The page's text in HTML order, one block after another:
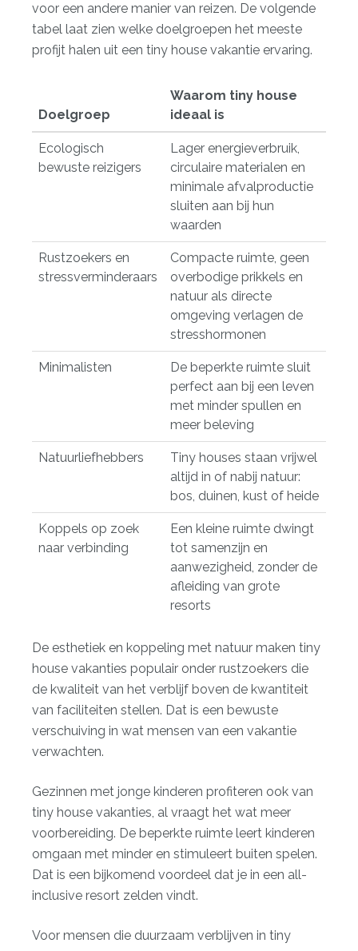
voor een andere manier van reizen. De volgende
tabel laat zien welke doelgroepen het meeste
profijt halen uit een tiny house vakantie ervaring.
Doelgroep
Waarom tiny house
ideaal is
Ecologisch
bewuste reizigers
Lager energieverbruik,
circulaire materialen en
minimale afvalproductie
sluiten aan bij hun
waarden
Rustzoekers en
stressverminderaars
Compacte ruimte, geen
overbodige prikkels en
natuur als directe
omgeving verlagen de
stresshormonen
Minimalisten
De beperkte ruimte sluit
perfect aan bij een leven
met minder spullen en
meer beleving
Natuurliefhebbers
Tiny houses staan vrijwel
altijd in of nabij natuur:
bos, duinen, kust of heide
Koppels op zoek
naar verbinding
Een kleine ruimte dwingt
tot samenzijn en
aanwezigheid, zonder de
afleiding van grote
resorts
De esthetiek en koppeling met natuur maken tiny
house vakanties populair onder rustzoekers die
de kwaliteit van het verblijf boven de kwantiteit
van faciliteiten stellen. Dat is een bewuste
verschuiving in wat mensen van een vakantie
verwachten.
Gezinnen met jonge kinderen profiteren ook van
tiny house vakanties, al vraagt het wat meer
voorbereiding. De beperkte ruimte leert kinderen
omgaan met minder en stimuleert buiten spelen.
Dat is een bijkomend voordeel dat je in een all-
inclusive resort zelden vindt.
Voor mensen die duurzaam verblijven in tiny